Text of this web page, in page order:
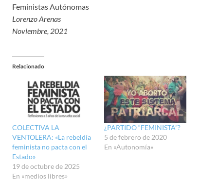
Feministas Autónomas
Lorenzo Arenas
Noviembre, 2021
Relacionado
COLECTIVA LA
VENTOLERA: «La rebeldía
feminista no pacta con el
Estado»
19 de octubre de 2025
En «medios libres»
¿PARTIDO “FEMINISTA”?
5 de febrero de 2020
En «Autonomía»